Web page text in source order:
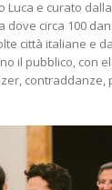
Luca e curato
dove circa 100
città italiane e
il pubblico, con
contraddanze,